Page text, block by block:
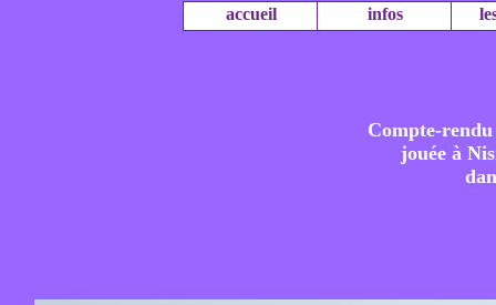
Compte-
jouée à
accueil infos